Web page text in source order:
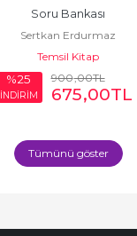
Soru Bankası
Sertkan Erdurmaz
Temsil Kitap
%25
İNDİRİM
900,00TL
675,00TL
Tümünü göster